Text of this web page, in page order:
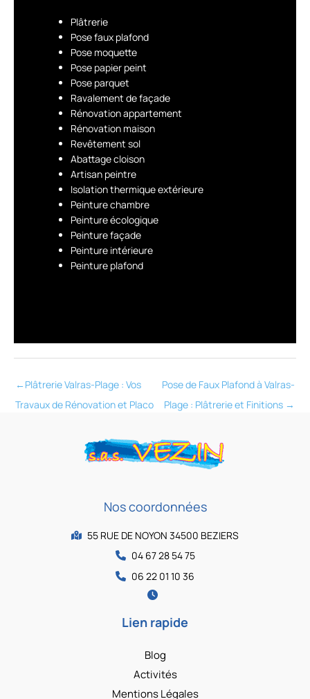
Plâtrerie
Pose faux plafond
Pose moquette
Pose papier peint
Pose parquet
Ravalement de façade
Rénovation appartement
Rénovation maison
Revêtement sol
Abattage cloison
Artisan peintre
Isolation thermique extérieure
Peinture chambre
Peinture écologique
Peinture façade
Peinture intérieure
Peinture plafond
←Plâtrerie Valras-Plage : Vos
Travaux de Rénovation et Placo
Pose de Faux Plafond à Valras-
Plage : Plâtrerie et Finitions →
Nos coordonnées
55 RUE DE NOYON 34500 BEZIERS
04 67 28 54 75
06 22 01 10 36
Lien rapide
Blog
Activités
Mentions Légales